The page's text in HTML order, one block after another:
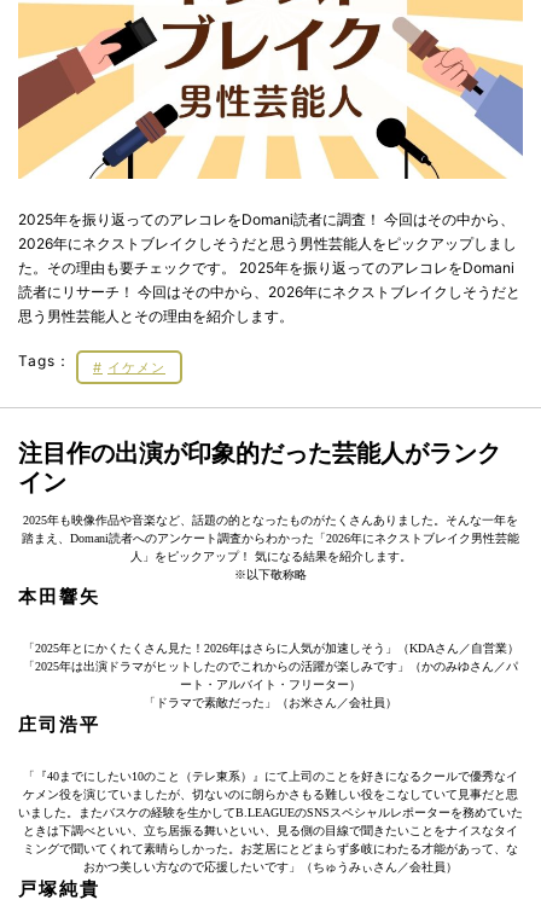
2025年を振り返ってのアレコレをDomani読者に調査！ 今回はその中から、
2026年にネクストブレイクしそうだと思う男性芸能人をピックアップしまし
た。その理由も要チェックです。 2025年を振り返ってのアレコレをDomani
読者にリサーチ！ 今回はその中から、2026年にネクストブレイクしそうだと
思う男性芸能人とその理由を紹介します。
Tags： イケメン
注目作の出演が印象的だった芸能人がランク
イン
2025年も映像作品や音楽など、話題の的となったものがたくさんありました。そんな一年を
踏まえ、Domani読者へのアンケート調査からわかった「2026年にネクストブレイク男性芸能
人」をピックアップ！ 気になる結果を紹介します。
※以下敬称略
本田響矢
「2025年とにかくたくさん見た！2026年はさらに人気が加速しそう」（KDAさん／自営業）
「2025年は出演ドラマがヒットしたのでこれからの活躍が楽しみです」（かのみゆさん／パ
ート・アルバイト・フリーター）
「ドラマで素敵だった」（お米さん／会社員）
庄司浩平
「『40までにしたい10のこと（テレ東系）』にて上司のことを好きになるクールで優秀なイ
ケメン役を演じていましたが、切ないのに朗らかさもる難しい役をこなしていて見事だと思
いました。またバスケの経験を生かしてB.LEAGUEのSNSスペシャルレポーターを務めていた
ときは下調べといい、立ち居振る舞いといい、見る側の目線で聞きたいことをナイスなタイ
ミングで聞いてくれて素晴らしかった。お芝居にとどまらず多岐にわたる才能があって、な
おかつ美しい方なので応援したいです」（ちゅうみぃさん／会社員）
戸塚純貴